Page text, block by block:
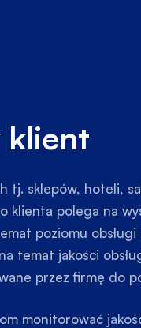
klient
tj. sklepów, hoteli,
polega na
poziomu
temat jakości
przez firmę do
monitorować